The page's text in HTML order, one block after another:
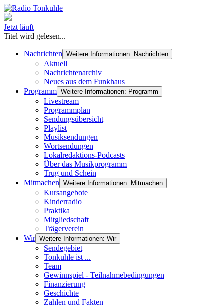
Jetzt läuft
Titel wird gelesen...
Nachrichten Weitere Informationen: Nachrichten
Aktuell
Nachrichtenarchiv
Neues aus dem Funkhaus
Programm Weitere Informationen: Programm
Livestream
Programmplan
Sendungsübersicht
Playlist
Musiksendungen
Wortsendungen
Lokalredaktions-Podcasts
Über das Musikprogramm
Trug und Schein
Mitmachen Weitere Informationen: Mitmachen
Kursangebote
Kinderradio
Praktika
Mitgliedschaft
Trägerverein
Wir Weitere Informationen: Wir
Sendegebiet
Tonkuhle ist ...
Team
Gewinnspiel - Teilnahmebedingungen
Finanzierung
Geschichte
Zahlen und Fakten